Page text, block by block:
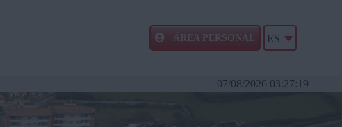
ÁREA PERSONAL ES
07/08/2026 03:27:19